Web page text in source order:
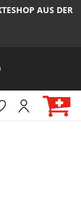
AUS DER